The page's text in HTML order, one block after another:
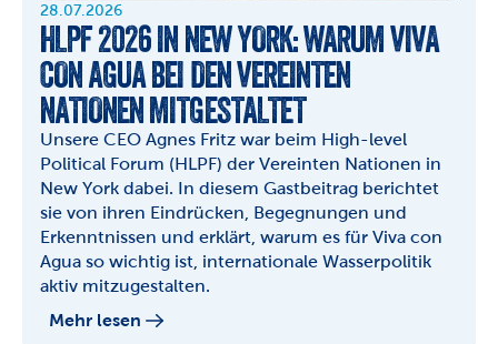
28.07.2026
HLPF 2026 IN NEW YORK: WARUM VIVA
CON AGUA BEI DEN VEREINTEN
NATIONEN MITGESTALTET
Unsere CEO Agnes Fritz war beim High-level
Political Forum (HLPF) der Vereinten Nationen in
New York dabei. In diesem Gastbeitrag berichtet
sie von ihren Eindrücken, Begegnungen und
Erkenntnissen und erklärt, warum es für Viva con
Agua so wichtig ist, internationale Wasserpolitik
aktiv mitzugestalten.
Mehr lesen